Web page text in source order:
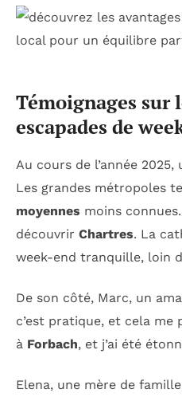
Témoignages sur
escapades de
Au cours de l’année
Les grandes métropoles
moyennes moins
découvrir Chartres. La
week-end tranquille, loin
De son côté, Marc, un
c’est pratique, et cela
à Forbach, et j’ai été
Elena, une mère de